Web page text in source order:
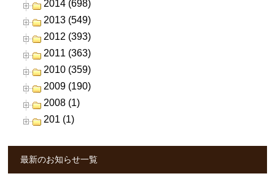
2014 (698)
2013 (549)
2012 (393)
2011 (363)
2010 (359)
2009 (190)
2008 (1)
201 (1)
最新のお知らせ一覧